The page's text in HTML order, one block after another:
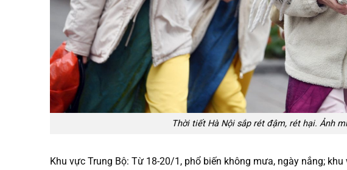
Thời tiết Hà Nội sắp rét đậm, rét hại. Ảnh
Khu vực Trung Bộ: Từ 18-20/1, phổ biến không mưa, ngày nắng;